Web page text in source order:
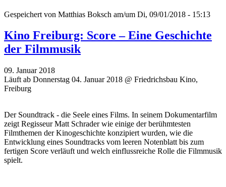
Gespeichert von Matthias Boksch am/um Di, 09/01/2018 - 15:13
Kino Freiburg: Score – Eine Geschichte
der Filmmusik
09. Januar 2018
Läuft ab Donnerstag 04. Januar 2018 @ Friedrichsbau Kino,
Freiburg
Der Soundtrack - die Seele eines Films. In seinem Dokumentarfilm
zeigt Regisseur Matt Schrader wie einige der berühmtesten
Filmthemen der Kinogeschichte konzipiert wurden, wie die
Entwicklung eines Soundtracks vom leeren Notenblatt bis zum
fertigen Score verläuft und welch einflussreiche Rolle die Filmmusik
spielt.